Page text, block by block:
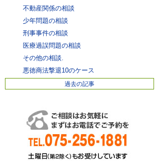
不動産関係の相談
少年問題の相談
刑事事件の相談
医療過誤問題の相談
その他の相談.
悪徳商法撃退10のケース
過去の記事